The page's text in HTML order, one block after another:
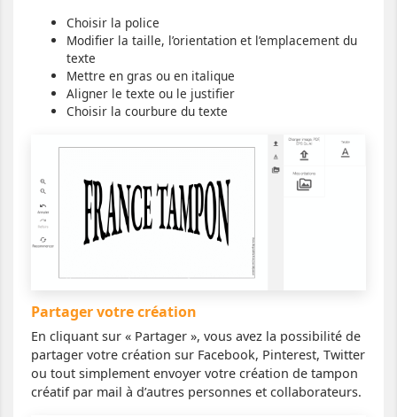
Choisir la police
Modifier la taille, l’orientation et l’emplacement du
texte
Mettre en gras ou en italique
Aligner le texte ou le justifier
Choisir la courbure du texte
Partager votre création
En cliquant sur « Partager », vous avez la possibilité de
partager votre création sur Facebook, Pinterest, Twitter
ou tout simplement envoyer votre création de tampon
créatif par mail à d’autres personnes et collaborateurs.